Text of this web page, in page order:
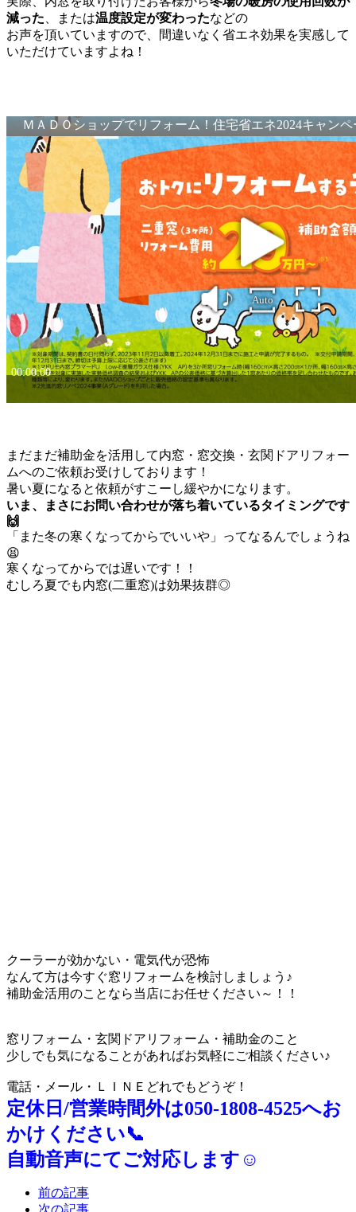
減った 、または温度設定が変わったなどの
お声を頂いていますので、間違いなく省エネ効果を実感して
いただけていますよね！
まだまだ補助金を活用して内窓・窓交換・玄関ドアリフォー
ムへのご依頼お受けしております！
暑い夏になると依頼がすこーし緩やかになります。
いま、まさにお問い合わせが落ち着いているタイミングです
🙌
「また冬の寒くなってからでいいや」ってなるんでしょうね
😫
寒くなってからでは遅いです！！
むしろ夏でも内窓(二重窓)は効果抜群◎
クーラーが効かない・電気代が恐怖
なんて方は今すぐ窓リフォームを検討しましょう♪
補助金活用のことなら当店にお任せください～！！
窓リフォーム・玄関ドアリフォーム・補助金のこと
少しでも気になることがあればお気軽にご相談ください♪
電話・メール・ＬＩＮＥどれでもどうぞ！
定休日/営業時間外は050-1808-4525へお
かけください📞
自動音声にてご対応します☺
前の記事